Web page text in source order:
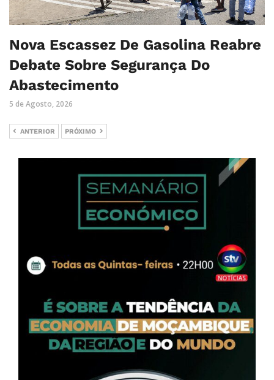
Nova Escassez De Gasolina Reabre
Debate Sobre Segurança Do
Abastecimento
5 de Agosto, 2026
ANTERIOR PRÓXIMO